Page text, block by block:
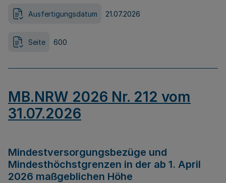
Ausfertigungsdatum 21.07.2026
Seite 600
MB.NRW 2026 Nr. 212 vom
31.07.2026
Mindestversorgungsbezüge und
Mindesthöchstgrenzen in der ab 1. April
2026 maßgeblichen Höhe